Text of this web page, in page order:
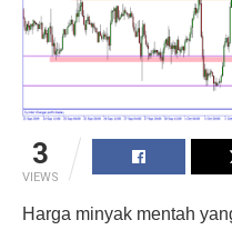
3
VIEWS
Harga minyak mentah